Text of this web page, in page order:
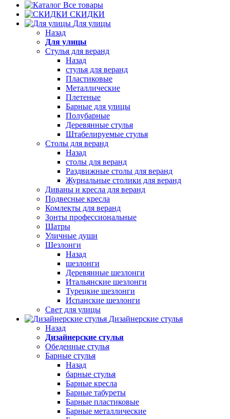
Все товары
СКИДКИ
Для улицы
Назад
Для улицы
Стулья для веранд
Назад
стулья для веранд
Пластиковые
Металлические
Плетеные
Барные для улицы
Полубарные
Деревянные стулья
Штабелируемые стулья
Столы для веранд
Назад
столы для веранд
Раздвижные столы для веранд
Журнальные столики для веранд
Диваны и кресла для веранд
Подвесные кресла
Комлекты для веранд
Зонты профессиональные
Шатры
Уличные души
Шезлонги
Назад
шезлонги
Деревянные шезлонги
Итальянские шезлонги
Турецкие шезлонги
Испанские шезлонги
Свет для улицы
Дизайнерские стулья
Назад
Дизайнерские стулья
Обеденные стулья
Барные стулья
Назад
барные стулья
Барные кресла
Барные табуреты
Барные пластиковые
Барные металлические